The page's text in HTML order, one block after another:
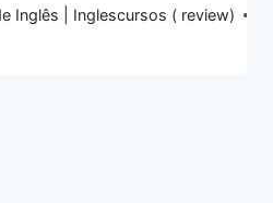
Inglês | Inglescursos ( review)